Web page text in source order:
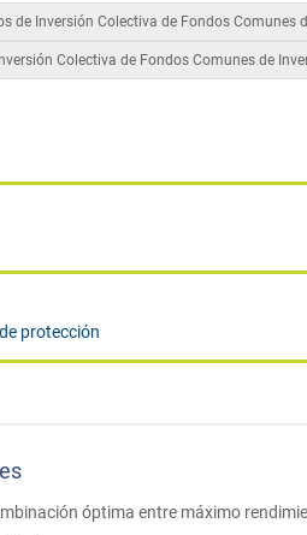
de Inversión Colectiva de Fondos Comunes
Colectiva de Fondos Comunes de
protección
óptima entre máximo